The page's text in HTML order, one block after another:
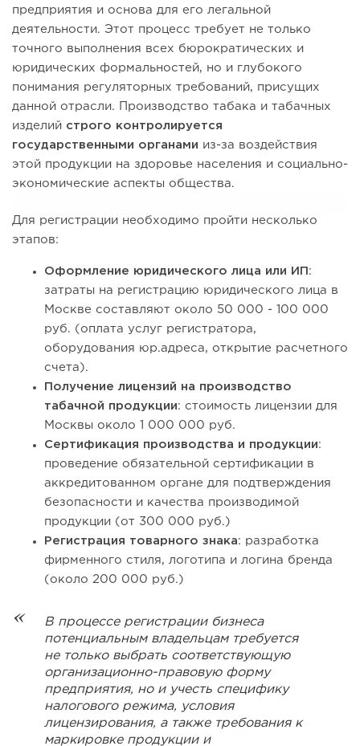
предприятия и основа для его легальной
деятельности. Этот процесс требует не только
точного выполнения всех бюрократических и
юридических формальностей, но и глубокого
понимания регуляторных требований, присущих
данной отрасли. Производство табака и табачных
изделий строго контролируется
государственными органами из-за воздействия
этой продукции на здоровье населения и социально-
экономические аспекты общества.
Для регистрации необходимо пройти несколько
этапов:
Оформление юридического лица или ИП :
затраты на регистрацию юридического лица в
Москве составляют около 50 000 - 100 000
руб. (оплата услуг регистратора,
оборудования юр.адреса, открытие расчетного
счета).
Получение лицензий на производство
табачной продукции: стоимость лицензии для
Москвы около 1 000 000 руб.
Сертификация производства и продукции:
проведение обязательной сертификации в
аккредитованном органе для подтверждения
безопасности и качества производимой
продукции (от 300 000 руб.)
Регистрация товарного знака: разработка
фирменного стиля, логотипа и логина бренда
(около 200 000 руб.)
В процессе регистрации бизнеса
потенциальным владельцам требуется
не только выбрать соответствующую
организационно-правовую форму
предприятия, но и учесть специфику
налогового режима, условия
лицензирования, а также требования к
маркировке продукции и